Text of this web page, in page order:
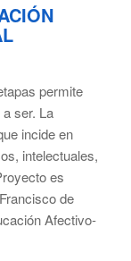
permite
ser. La
incide en
intelectuales,
es
de
Afectivo-